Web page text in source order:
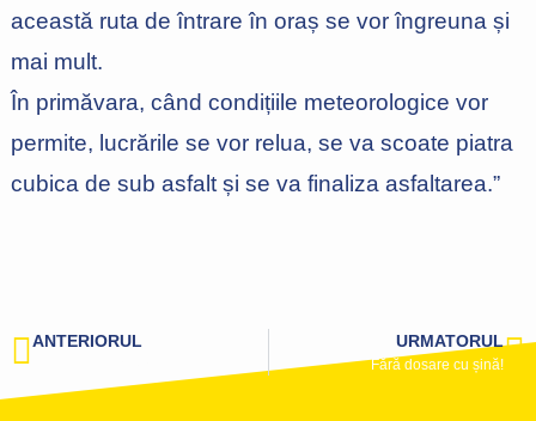
această ruta de întrare în oraș se vor îngreuna și
mai mult.
În primăvara, când condițiile meteorologice vor
permite, lucrările se vor relua, se va scoate piatra
cubica de sub asfalt și se va finaliza asfaltarea.”
ANTERIORUL URMATORUL
Fără dosare cu șină!